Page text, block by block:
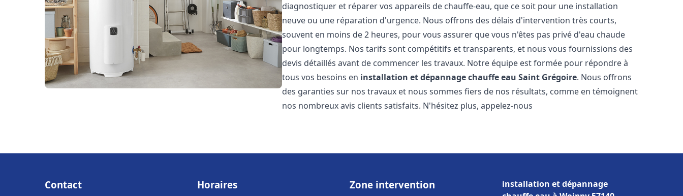
diagnostiquer et réparer vos appareils de chauffe-eau, que ce soit pour une installation
neuve ou une réparation d'urgence. Nous offrons des délais d'intervention très courts,
souvent en moins de 2 heures, pour vous assurer que vous n'êtes pas privé d'eau chaude
pour longtemps. Nos tarifs sont compétitifs et transparents, et nous vous fournissions des
devis détaillés avant de commencer les travaux. Notre équipe est formée pour répondre à
tous vos besoins en installation et dépannage chauffe eau Saint Grégoire. Nous offrons
des garanties sur nos travaux et nous sommes fiers de nos résultats, comme en témoignent
nos nombreux avis clients satisfaits. N'hésitez plus, appelez-nous
Contact Horaires Zone intervention
installation et dépannage